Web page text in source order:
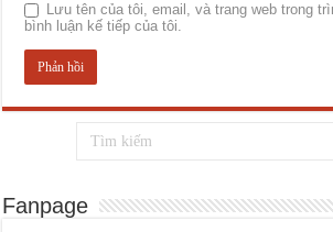
Lưu tên của tôi, email, và trang web trong
bình luận kế tiếp của tôi.
Fanpage